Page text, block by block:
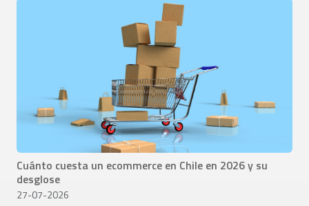
Cuánto cuesta un ecommerce en Chile en 2026 y su
desglose
27-07-2026